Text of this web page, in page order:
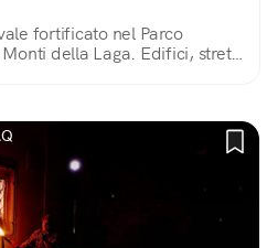
fortificato nel Parco
della Laga. Edifici, strette